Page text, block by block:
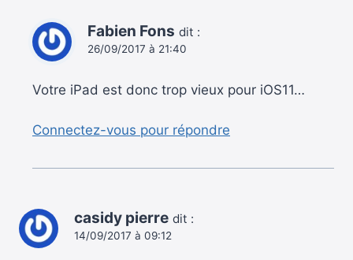
Fabien Fons dit :
26/09/2017 à 21:40
Votre iPad est donc trop vieux pour iOS11…
Connectez-vous pour répondre
casidy pierre dit :
14/09/2017 à 09:12